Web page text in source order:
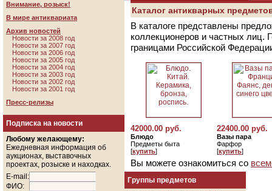
Внимание, розыск!
В мире антиквариата
Архив новостей
Новости за 2008 год
Новости за 2007 год
Новости за 2006 год
Новости за 2005 год
Новости за 2004 год
Новости за 2003 год
Новости за 2002 год
Новости за 2001 год
Пресс-релизы
Подписка на новости
Любому желающему:
Ежедневная информация об
аукционах, выставочных
проектах, розыске и находках.
E-mail:
ФИО:
Каталог антикварных
В каталоге представлены
коллекционеров и частных лиц.
границами Российской
42000.00 руб.
Блюдо
Предметы быта
[купить]
22400.00 руб.
Вазы пара
Фарфор
[купить]
Вы можете ознакомиться со
Группы предметов